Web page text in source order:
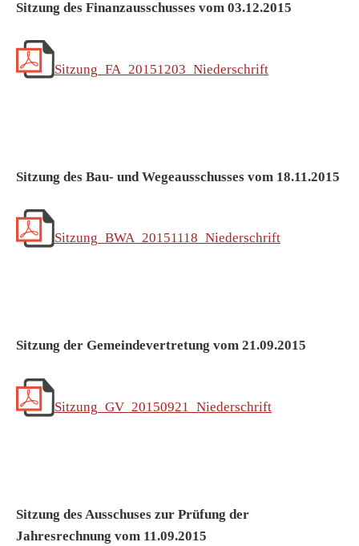
Sitzung des Finanzausschusses vom 03.12.2015
Sitzung_FA_20151203_Niederschrift
Sitzung des Bau- und Wegeausschusses vom 18.11.2015
Sitzung_BWA_20151118_Niederschrift
Sitzung der Gemeindevertretung vom 21.09.2015
Sitzung_GV_20150921_Niederschrift
Sitzung des Ausschuses zur Prüfung der
Jahresrechnung vom 11.09.2015